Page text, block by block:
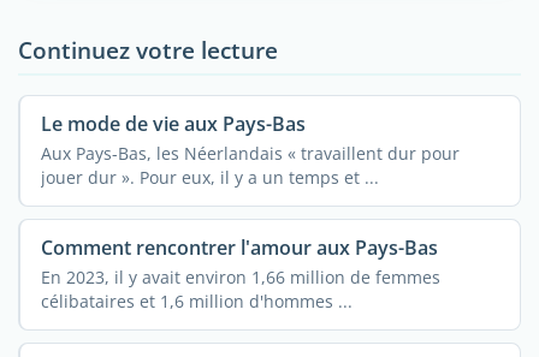
Continuez votre lecture
Le mode de vie aux Pays-Bas
Aux Pays-Bas, les Néerlandais « travaillent dur pour
jouer dur ». Pour eux, il y a un temps et ...
Comment rencontrer l'amour aux Pays-Bas
En 2023, il y avait environ 1,66 million de femmes
célibataires et 1,6 million d'hommes ...